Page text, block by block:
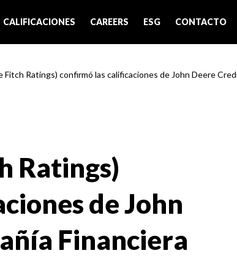
CALIFICACIONES CAREERS ESG CONTACTO
Fitch Ratings) confirmó las calificaciones de John Deere
Ratings)
de John
Financiera